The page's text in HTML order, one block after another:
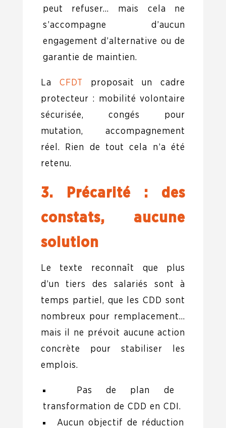
peut refuser… mais cela ne
s’accompagne d’aucun
engagement d’alternative ou de
garantie de maintien.
La CFDT proposait un cadre
protecteur : mobilité volontaire
sécurisée, congés pour
mutation, accompagnement
réel. Rien de tout cela n’a été
retenu.
3. Précarité : des
constats, aucune
solution
Le texte reconnaît que plus
d’un tiers des salariés sont à
temps partiel, que les CDD sont
nombreux pour remplacement…
mais il ne prévoit aucune action
concrète pour stabiliser les
emplois.
Pas de plan de
transformation de CDD en CDI.
Aucun objectif de réduction